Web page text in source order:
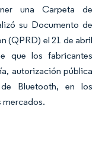
una Carpeta de
su Documento de
(QPRD) el 21 de abril
que los fabricantes
autorización pública
Bluetooth, en los
mercados.